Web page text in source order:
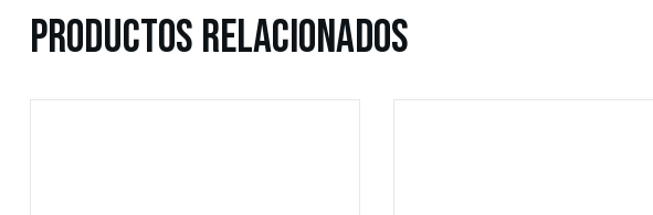
Productos Relacionados
Dirección contáctanos